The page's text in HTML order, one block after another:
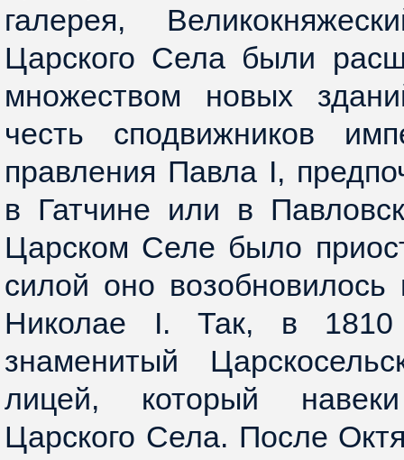
галерея,
Царского Села были
множеством новых
честь сподвижников
правления Павла I,
в Гатчине или в
Царском Селе было
силой оно
Николае I. Так, в 1810
знаменитый
лицей, который
Царского Села. После